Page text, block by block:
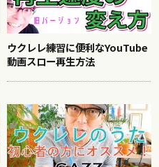
ウクレレ練習に便利なYouTube
動画スロー再生方法